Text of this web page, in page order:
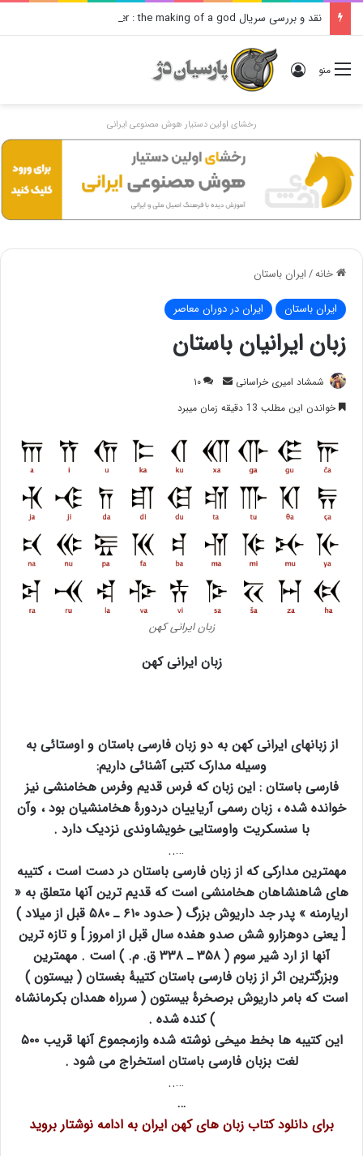
منو ورود
رخشای اولین دستیار هوش مصنوعی ایرانی
خانه/ایران باستان
ایران باستان ایران در دوران معاصر
زبان ایرانیان باستان
شمشاد امیری خراسانی
ارسال
ایمیل
۱۰
خواندن این مطلب 13 دقیقه زمان میبرد
زبان ایرانی کهن
زبان ایرانی کهن
از زبانهای ایرانی کهن به دو زبان فارسی باستان و اوستائی به
وسیله مدارک کتبی آشنائی داریم:
فارسی باستان : این زبان که فرس قدیم وفرس هخامنشی نیز
خوانده شده ، زبان رسمی آریاییان دردورۀ هخامنشیان بود ، وآن
با سنسکریت واوستایی خویشاوندی نزدیک دارد .
…..
مهمترین مدارکی که از زبان فارسی باستان در دست است ، کتیبه
های شاهنشاهان هخامنشی است که قدیم ترین آنها متعلق به «
اریارمنه » پدر جد داریوش بزرگ ( حدود ۶۱۰ ـ ۵۸۰ قبل از میلاد )
[ یعنی دوهزارو شش صدو هفده سال قبل از امروز ] و تازه ترین
آنها از ارد شیر سوم ( ۳۵۸ ـ ۳۳۸ ق. م. ) است . مهمترین
وبزرگترین اثر از زبان فارسی باستان کتیبۀ بغستان ( بیستون )
است که بامر داریوش برصخرۀ بیستون ( سرراه همدان بکرمانشاه
) کنده شده .
این کتیبه ها بخط میخی نوشته شده وازمجموع آنها قریب ۵۰۰
لغت بزبان فارسی باستان استخراج می شود .
…..
…
برای دانلود کتاب زبان های کهن ایران به ادامه نوشتار بروید